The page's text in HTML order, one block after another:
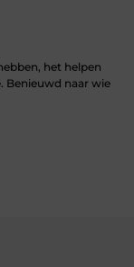
het helpen
Benieuwd naar wie